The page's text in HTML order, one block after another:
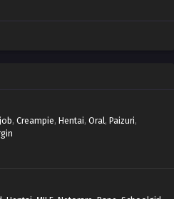
, Creampie, Hentai, Oral, Paizuri,